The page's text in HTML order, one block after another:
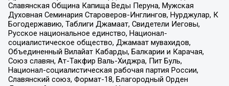
Славянская Община Капища Веды Перуна, Мужская
Духовная Семинария Староверов-Инглингов, Нурджулар, К
Богодержавию, Таблиги Джамаат, Свидетели Иеговы,
Русское национальное единство, Национал-
социалистическое общество, Джамаат мувахидов,
Объединенный Вилайат Кабарды, Балкарии и Карачая,
Союз славян, Ат-Такфир Валь-Хиджра, Пит Буль,
Национал-социалистическая рабочая партия России,
Славянский союз, Формат-18, Благородный Орден